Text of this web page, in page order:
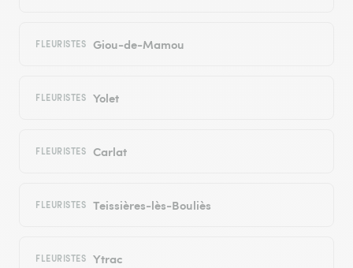
FLEURISTES Giou-de-Mamou
FLEURISTES Yolet
FLEURISTES Carlat
FLEURISTES Teissières-lès-Bouliès
FLEURISTES Ytrac